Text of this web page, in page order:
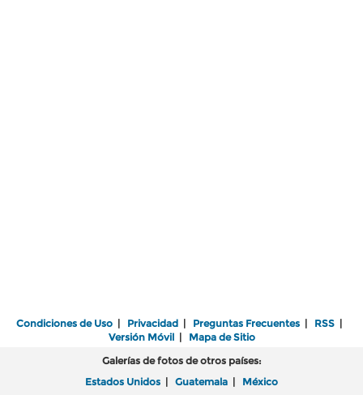
Condiciones de Uso | Privacidad | Preguntas Frecuentes | RSS |
Versión Móvil| Mapa de Sitio
Galerías de fotos de otros países:
Estados Unidos | Guatemala | México